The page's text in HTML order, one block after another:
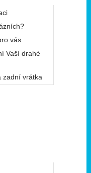
vás
Vaší drahé
zadní vrátka